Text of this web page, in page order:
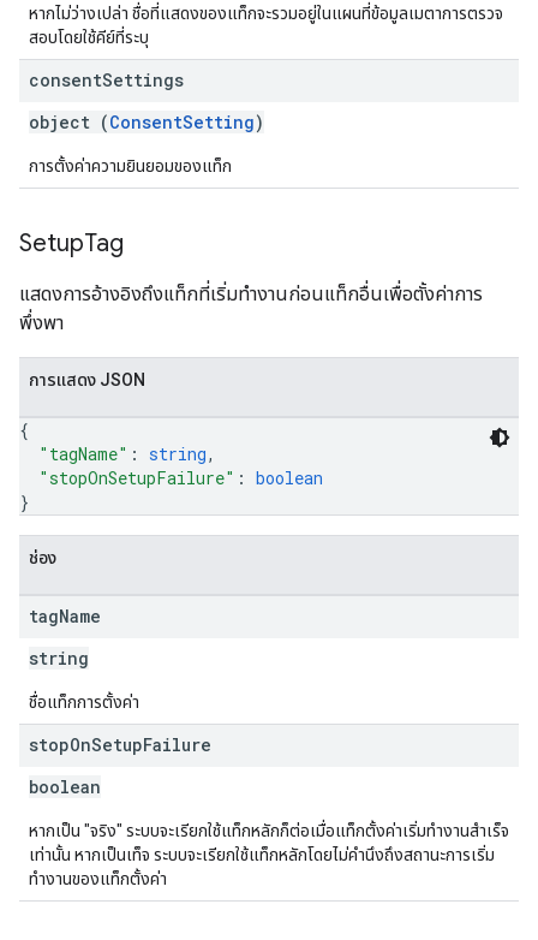
หากไม่ว่างเปล่า ชื่อที่แสดงของแท็กจะรวมอยู่ในแผนที่ข้อมูลเมตาการตรวจ
สอบโดยใช้คีย์ที่ระบุ
consentSettings
object (ConsentSetting)
การตั้งค่าความยินยอมของแท็ก
SetupTag
แสดงการอ้างอิงถึงแท็กที่เริ่มทํางานก่อนแท็กอื่นเพื่อตั้งค่าการ
พึ่งพา
การแสดง JSON
{
"tagName" : string,
"stopOnSetupFailure" : boolean
}
ช่อง
tagName
string
ชื่อแท็กการตั้งค่า
stopOnSetupFailure
boolean
หากเป็น "จริง" ระบบจะเรียกใช้แท็กหลักก็ต่อเมื่อแท็กตั้งค่าเริ่มทํางานสําเร็จ
เท่านั้น หากเป็นเท็จ ระบบจะเรียกใช้แท็กหลักโดยไม่คำนึงถึงสถานะการเริ่ม
ทํางานของแท็กตั้งค่า